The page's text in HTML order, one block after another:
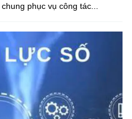
phục vụ công tác...